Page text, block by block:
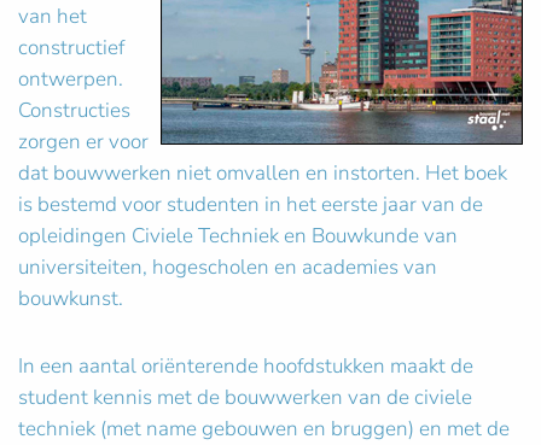
van het
constructief
ontwerpen.
Constructies
zorgen er voor
dat bouwwerken niet omvallen en instorten. Het boek
is bestemd voor studenten in het eerste jaar van de
opleidingen Civiele Techniek en Bouwkunde van
universiteiten, hogescholen en academies van
bouwkunst.
In een aantal oriënterende hoofdstukken maakt de
student kennis met de bouwwerken van de civiele
techniek (met name gebouwen en bruggen) en met de